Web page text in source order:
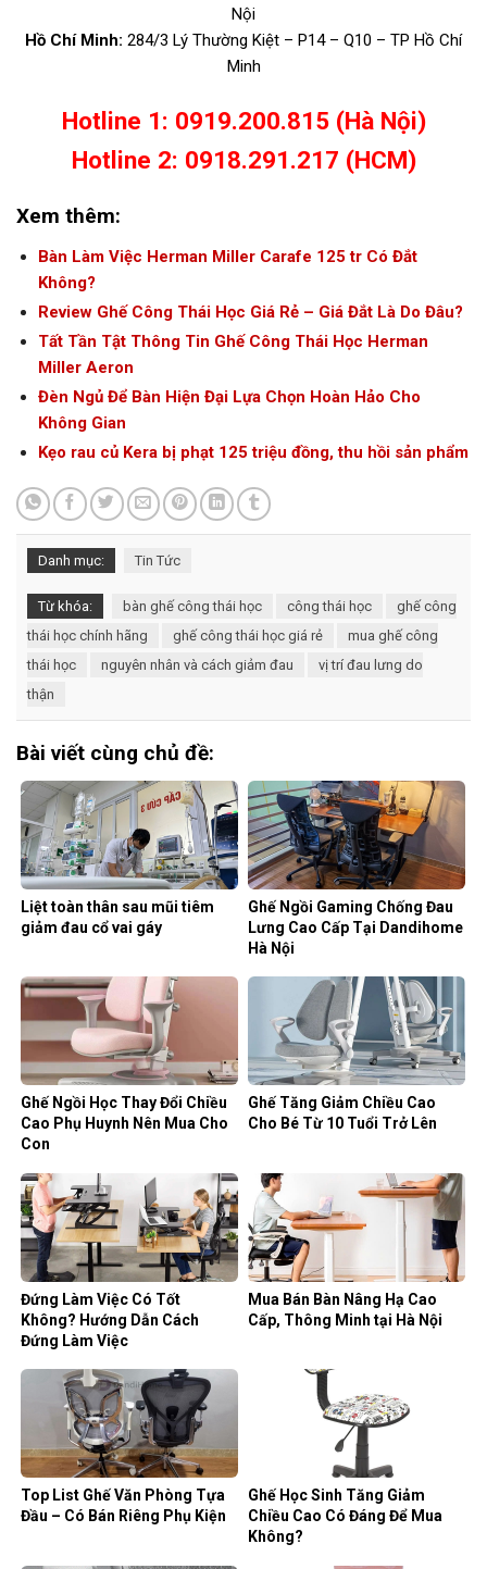
Nội
Hồ Chí Minh: 284/3 Lý Thường Kiệt – P14 – Q10 – TP Hồ Chí
Minh
Hotline 1: 0919.200.815 (Hà Nội)
Hotline 2: 0918.291.217 (HCM)
Xem thêm:
Bàn Làm Việc Herman Miller Carafe 125 tr Có Đắt
Không?
Review Ghế Công Thái Học Giá Rẻ – Giá Đắt Là Do Đâu?
Tất Tần Tật Thông Tin Ghế Công Thái Học Herman
Miller Aeron
Đèn Ngủ Để Bàn Hiện Đại Lựa Chọn Hoàn Hảo Cho
Không Gian
Kẹo rau củ Kera bị phạt 125 triệu đồng, thu hồi sản phẩm
Danh mục: Tin Tức
Từ khóa: bàn ghế công thái học công thái học
ghế công
thái học chính hãng
ghế công thái học giá rẻ
mua ghế công
thái học
nguyên nhân và cách giảm đau
vị trí đau lưng do
thận
Bài viết cùng chủ đề:
Liệt toàn thân sau mũi tiêm
giảm đau cổ vai gáy
Ghế Ngồi Gaming Chống Đau
Lưng Cao Cấp Tại Dandihome
Hà Nội
Ghế Ngồi Học Thay Đổi Chiều
Cao Phụ Huynh Nên Mua Cho
Con
Ghế Tăng Giảm Chiều Cao
Cho Bé Từ 10 Tuổi Trở Lên
Đứng Làm Việc Có Tốt
Không? Hướng Dẫn Cách
Đứng Làm Việc
Mua Bán Bàn Nâng Hạ Cao
Cấp, Thông Minh tại Hà Nội
Top List Ghế Văn Phòng Tựa
Đầu – Có Bán Riêng Phụ Kiện
Ghế Học Sinh Tăng Giảm
Chiều Cao Có Đáng Để Mua
Không?